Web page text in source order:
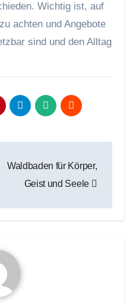
Wichtig ist, auf
achten und Angebote
sind und den Alltag
Waldbaden für Körper,
Geist und Seele